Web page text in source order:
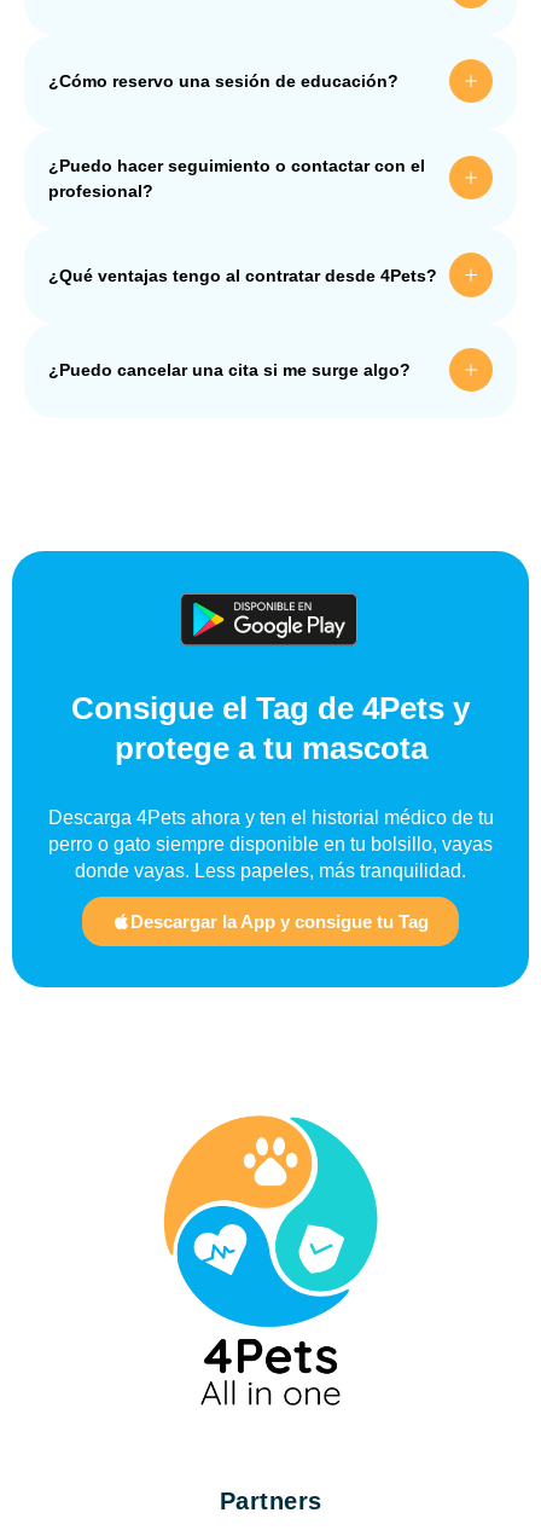
¿Cómo reservo una sesión de educación?
¿Puedo hacer seguimiento o contactar con el
profesional?
¿Qué ventajas tengo al contratar desde 4Pets?
¿Puedo cancelar una cita si me surge algo?
Consigue el Tag de 4Pets y
protege a tu mascota
Descarga 4Pets ahora y ten el historial médico de tu
perro o gato siempre disponible en tu bolsillo, vayas
donde vayas. Less papeles, más tranquilidad.
Descargar la App y consigue tu Tag
Partners